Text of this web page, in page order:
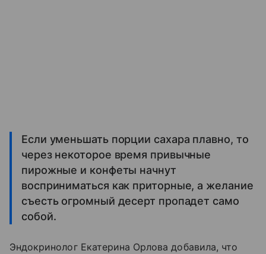
Если уменьшать порции сахара плавно, то
через некоторое время привычные
пирожные и конфеты начнут
восприниматься как приторные, а желание
съесть огромный десерт пропадет само
собой.
Эндокринолог Екатерина Орлова добавила, что